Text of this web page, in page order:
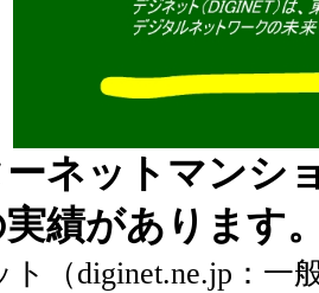
ネットマンシ
実績があります
ト（diginet.ne.jp：